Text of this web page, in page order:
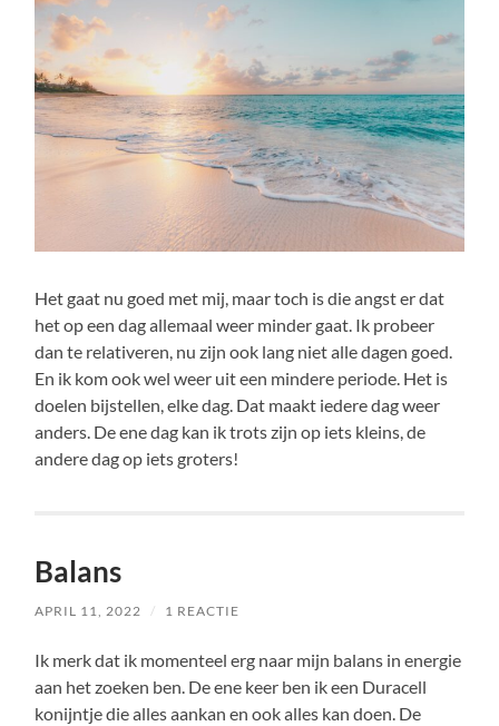
Het gaat nu goed met mij, maar toch is die angst er dat
het op een dag allemaal weer minder gaat. Ik probeer
dan te relativeren, nu zijn ook lang niet alle dagen goed.
En ik kom ook wel weer uit een mindere periode. Het is
doelen bijstellen, elke dag. Dat maakt iedere dag weer
anders. De ene dag kan ik trots zijn op iets kleins, de
andere dag op iets groters!
Balans
APRIL 11, 2022 / 1 REACTIE
Ik merk dat ik momenteel erg naar mijn balans in energie
aan het zoeken ben. De ene keer ben ik een Duracell
konijntje die alles aankan en ook alles kan doen. De